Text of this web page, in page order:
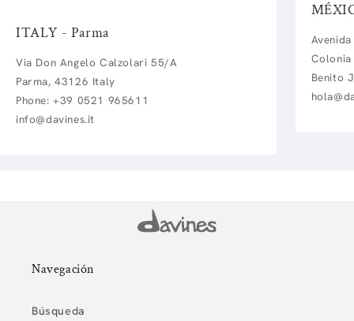
ITALY - Parma
Via Don Angelo Calzolari 55/A
Parma, 43126 Italy
Phone: +39 0521 965611
info@davines.it
Benito
Navegación
Búsqueda